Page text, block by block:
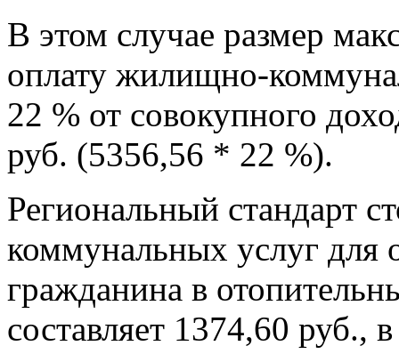
В этом случае размер
оплату жилищно-
22 % от совокупного
руб. (5356,56 * 22 %).
Региональный стандарт
коммунальных услуг
гражданина в
составляет 1374,60